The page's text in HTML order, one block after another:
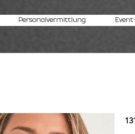
Personalvermittlung